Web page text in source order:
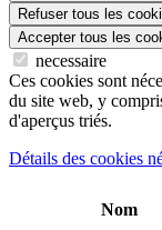
Refuser tous les
Accepter tous les
necessaire
Ces cookies sont
du site web, y
d'aperçus triés.
Détails des cookies
Nom